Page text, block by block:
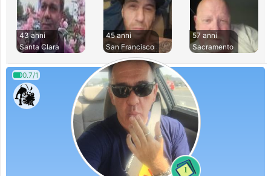
43 anni
Santa Clara
45 anni
San Francisco
57 anni
Sacramento
0.7/1
1